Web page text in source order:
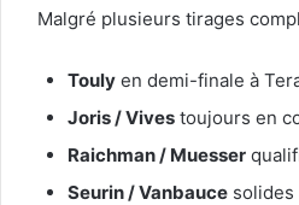
Malgré plusieurs tirages
Touly en demi-finale à
Joris / Vives toujours en
Raichman / Muesser
Seurin / Vanbauce solides